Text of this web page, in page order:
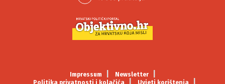
Impressum
Newsletter
Politika privatnosti i kolačića
Uvjeti korištenja